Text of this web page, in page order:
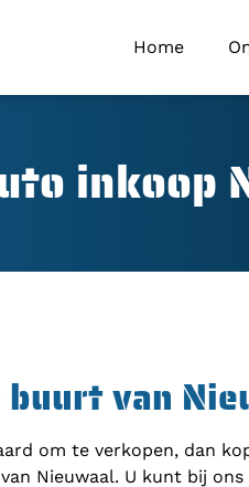
Home
inkoop
van
om te verkopen, dan
Nieuwaal. U kunt bij ons